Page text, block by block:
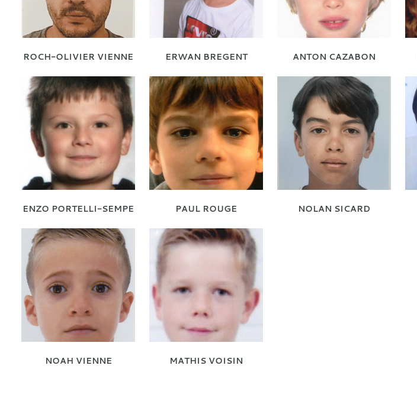
ROCH-OLIVIER VIENNE ERWAN BREGENT ANTON CAZABON
ENZO PORTELLI-SEMPE PAUL ROUGE NOLAN SICARD
NOAH VIENNE MATHIS VOISIN